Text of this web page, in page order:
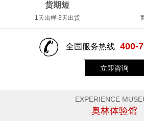
货期短
1天出样 3天出货
全国服务热线 400-
立即咨询
EXPERIENCE
奥林体验馆